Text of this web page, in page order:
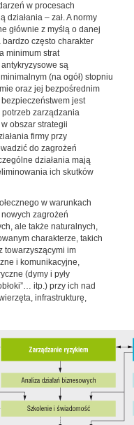
w procesach
działania – zał. A normy
głównie z myślą o danej
często charakter
minimum strat
są
(na ogół) stopniu
oraz jej bezpośrednim
jest
zarządzania
obszar strategii
firmy przy
do zagrożeń
działania mają
ich skutków
w warunkach
zagrożeń
ale także naturalnych,
charakterze, takich
towarzyszącymi im
i komunikacyjne,
(dymy i pyły
itp.) przy ich nad
infrastrukturę,